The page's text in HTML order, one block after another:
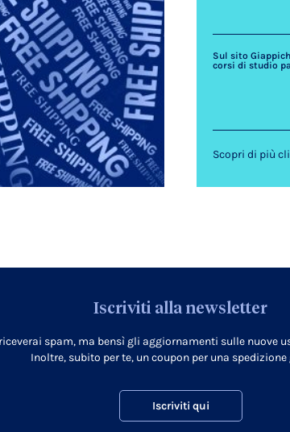
Sul sito
corsi di studio
Scopri di più
Iscriviti alla newsletter
spam, ma bensì gli aggiornamenti sulle nuove
Inoltre, subito per te, un coupon per una
Iscriviti qui